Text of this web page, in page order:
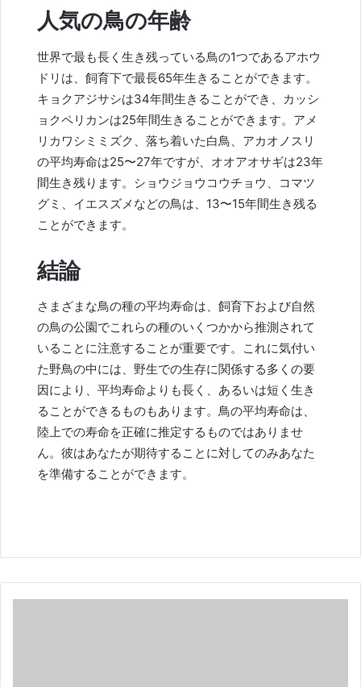
人気の鳥の年齢
世界で最も長く生き残っている鳥の1つであるアホウ
ドリは、飼育下で最長65年生きることができます。
キョクアジサシは34年間生きることができ、カッシ
ョクペリカンは25年間生きることができます。アメ
リカワシミミズク、落ち着いた白鳥、アカオノスリ
の平均寿命は25〜27年ですが、オオアオサギは23年
間生き残り​​ます。ショウジョウコウチョウ、コマツ
グミ、イエスズメなどの鳥は、13〜15年間生き残る
ことができます。
結論
さまざまな鳥の種の平均寿命は、飼育下および自然
の鳥の公園でこれらの種のいくつかから推測されて
いることに注意することが重要です。これに気付い
た野鳥の中には、野生での生存に関係する多くの要
因により、平均寿命よりも長く、あるいは短く生き
ることができるものもあります。鳥の平均寿命は、
陸上での寿命を正確に推定するものではありませ
ん。彼はあなたが期待することに対してのみあなた
を準備することができます。